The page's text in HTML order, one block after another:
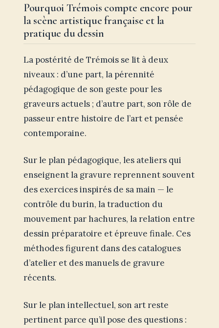
Pourquoi Trémois compte encore pour
la scène artistique française et la
pratique du dessin
La postérité de Trémois se lit à deux
niveaux : d’une part, la pérennité
pédagogique de son geste pour les
graveurs actuels ; d’autre part, son rôle de
passeur entre histoire de l’art et pensée
contemporaine.
Sur le plan pédagogique, les ateliers qui
enseignent la gravure reprennent souvent
des exercices inspirés de sa main — le
contrôle du burin, la traduction du
mouvement par hachures, la relation entre
dessin préparatoire et épreuve finale. Ces
méthodes figurent dans des catalogues
d’atelier et des manuels de gravure
récents.
Sur le plan intellectuel, son art reste
pertinent parce qu’il pose des questions :